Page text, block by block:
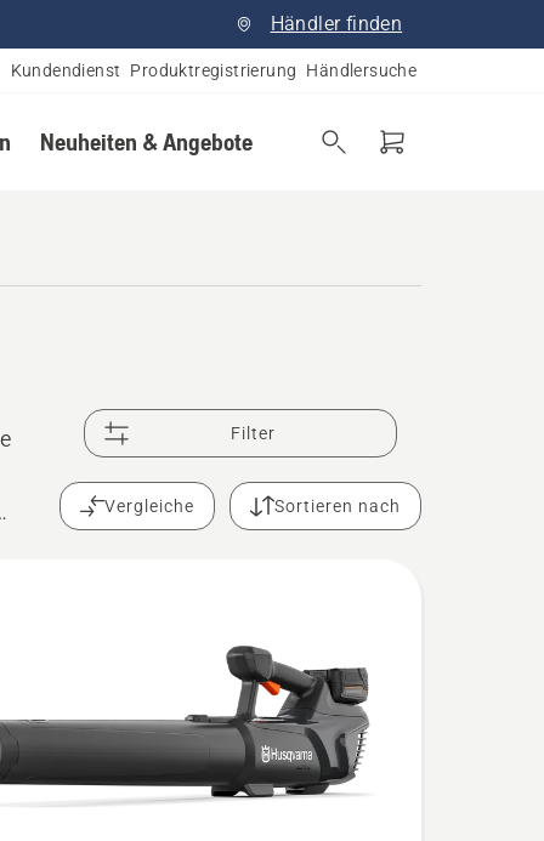
Händler finden
Kundendienst Produktregistrierung Händlersuche
Neuheiten & Angebote
Filter
Vergleiche Sortieren nach